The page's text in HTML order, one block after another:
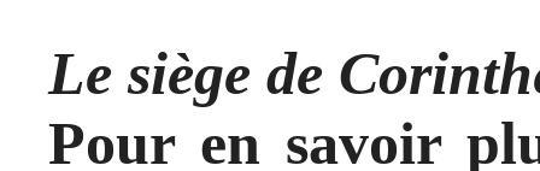
Le siège de
Pour en savoir